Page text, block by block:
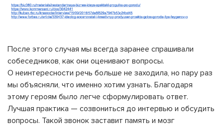
После этого случая мы всегда заранее спрашивали
собеседников, как они оценивают вопросы.
О неинтересности речь больше не заходила, но пару раз
мы объясняли, что именно хотим узнать. Благодаря
этому героям было легче сформулировать ответ.
Лучшая практика — созвониться до интервью и обсудить
вопросы. Такой звонок заставит память и мозг